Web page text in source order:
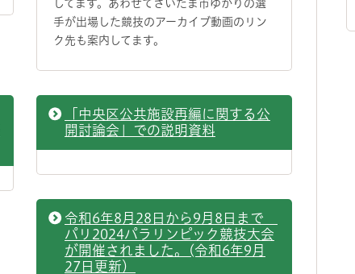
してます。あわせてさいたま市ゆかりの選
手が出場した競技のアーカイブ動画のリン
ク先も案内してます。
「中央区公共施設再編に関する公
開討論会」での説明資料
令和6年8月28日から9月8日まで
パリ2024パラリンピック競技大会
が開催されました。(令和6年9月
27日更新）